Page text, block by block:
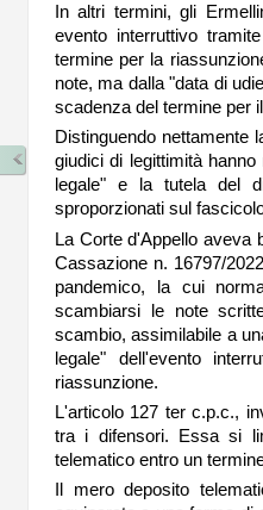
In altri termini, gli
evento interruttivo
termine per la
note, ma dalla "data di
scadenza del termine per
Distinguendo nettamente
giudici di legittimità
legale" e la tutela del
sproporzionati sul
La Corte d'Appello aveva
Cassazione n. 16797/
pandemico, la cui
scambiarsi le note
scambio, assimilabile a
legale" dell'evento
riassunzione.
L'articolo 127 ter c.p.c.,
tra i difensori. Essa si
telematico entro un
Il mero deposito